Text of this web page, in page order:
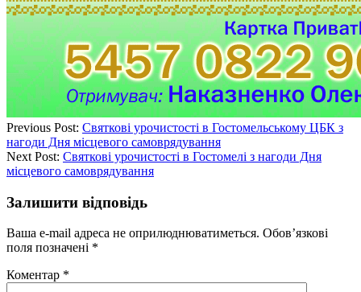
Previous Post: Святкові урочистості в Гостомельському ЦБК з
нагоди Дня місцевого самоврядування
Next Post: Святкові урочистості в Гостомелі з нагоди Дня
місцевого самоврядування
Залишити відповідь
Ваша e-mail адреса не оприлюднюватиметься. Обов’язкові
поля позначені *
Коментар *